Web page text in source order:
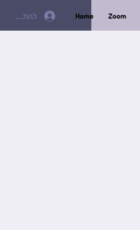
להתחברות Home Zoom